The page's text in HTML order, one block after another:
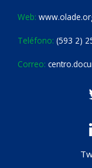
Web:
Teléfono: (593 2)
Correo: